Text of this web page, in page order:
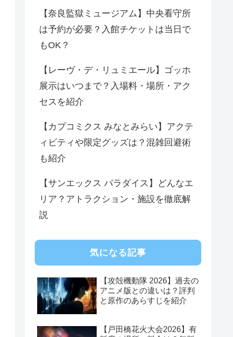
【奈良監獄ミュージアム】中央看守所
は予約が必要？入館チケットは当日で
もOK？
【レーヴ・デ・リュミエール】ゴッホ
展示はいつまで？入場料・場所・アク
セスを紹介
【カプコミクス みなとみらい】アクテ
ィビティや限定グッズは？混雑回避術
も紹介
【サンエックス パラダイス】どんなエ
リア？アトラクション・施設を徹底解
説
気になる記事
【攻殻機動隊 2026】過去の
アニメ版との違いは？評判
と原作のあらすじを紹介
【戸田橋花火大会2026】有